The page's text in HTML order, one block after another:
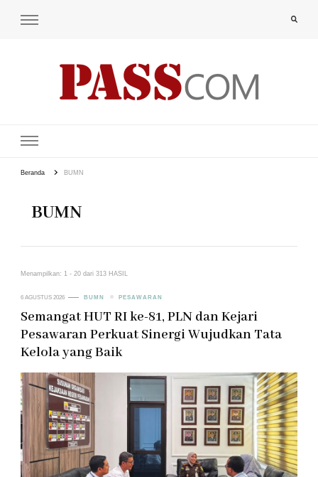
Beranda BUMN
BUMN
Menampilkan: 1 - 20 dari 313 HASIL
6 AGUSTUS 2026 BUMN PESAWARAN
Semangat HUT RI ke-81, PLN dan Kejari
Pesawaran Perkuat Sinergi Wujudkan Tata
Kelola yang Baik